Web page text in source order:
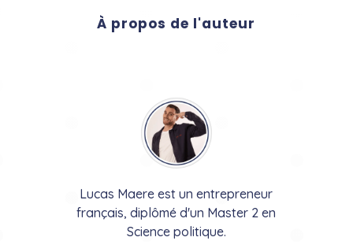
À propos de l'auteur
Lucas Maere est un entrepreneur
français, diplômé d'un Master 2 en
Science politique.